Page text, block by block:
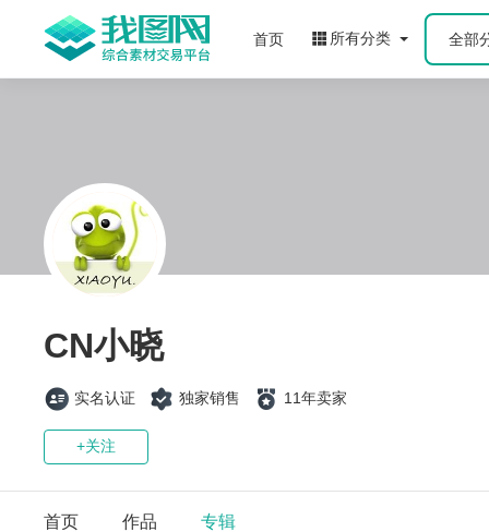
首页 所有分类 全部
CN小晓
实名认证 独家销售 11年卖家
+关注
首页 作品 专辑